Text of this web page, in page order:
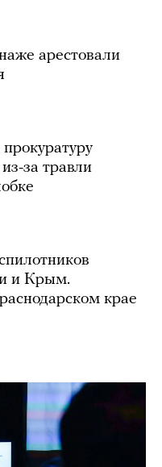
арестовали
за травли
и Крым.
крае